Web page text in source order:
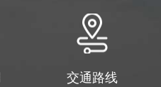
交通路线